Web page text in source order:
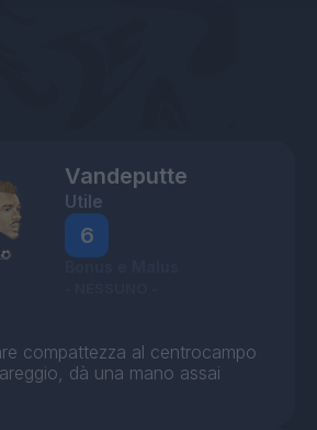
Vandeputte
Utile
6
compattezza al centrocampo
dà una mano assai